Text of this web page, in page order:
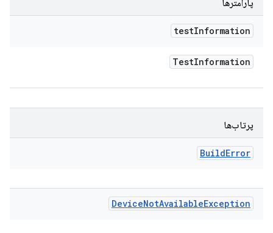
پارامترها
testInformation
TestInformation
پرتاب‌ها
BuildError
DeviceNotAvailableException